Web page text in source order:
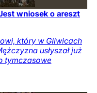
wniosek o areszt
który w Gliwicach
usłyszał już
tymczasowe